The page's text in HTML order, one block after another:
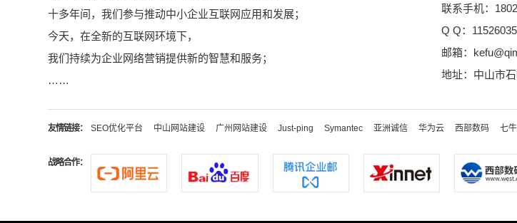
十多年间，我们参与推动中小企业互联网应用和发展；
今天，在全新的互联网环境下，
我们持续为企业网络营销提供新的智慧和服务；
……
联系手机：
Q Q：
邮箱：
地址：中山市
友情链接： SEO优化平台 中山网站建设 广州网站建设 Just-ping Symantec 亚洲诚信 华为云 西部数码 七
战略合作：